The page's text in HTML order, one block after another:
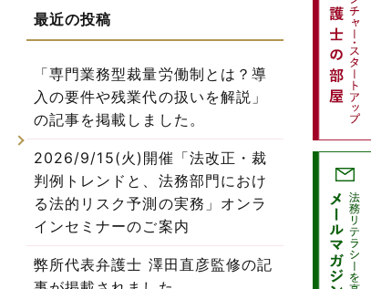
「専門業務型裁量労働制とは？導
入の要件や残業代の扱いを解説」
の記事を掲載しました。
2026/9/15(火)開催「法改正・裁
判例トレンドと、法務部門におけ
る法的リスク予測の実務」オンラ
インセミナーのご案内
弊所代表弁護士 澤田直彦監修の記